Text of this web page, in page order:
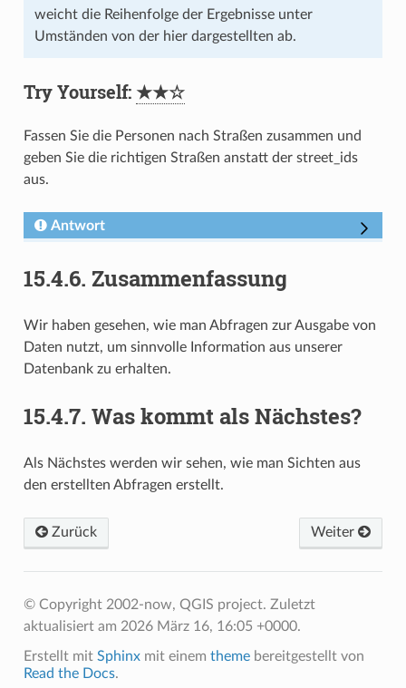
weicht die Reihenfolge der Ergebnisse unter
Umständen von der hier dargestellten ab.
Try Yourself: ★★☆
Fassen Sie die Personen nach Straßen zusammen und
geben Sie die richtigen Straßen anstatt der street_ids
aus.
Antwort
15.4.6. Zusammenfassung
Wir haben gesehen, wie man Abfragen zur Ausgabe von
Daten nutzt, um sinnvolle Information aus unserer
Datenbank zu erhalten.
15.4.7. Was kommt als Nächstes?
Als Nächstes werden wir sehen, wie man Sichten aus
den erstellten Abfragen erstellt.
Zurück Weiter
© Copyright 2002-now, QGIS project. Zuletzt
aktualisiert am 2026 März 16, 16:05 +0000.
Erstellt mit Sphinxmit einem themebereitgestellt von
Read the Docs.